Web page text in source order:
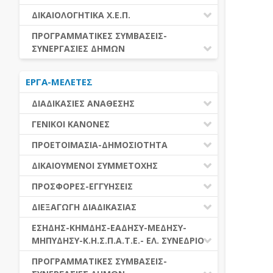
ΕΚΤΕΛΕΣΗ ΥΠΗΡΕΣΙΩΝ
ΕΚΤΕΛΕΣΗ ΠΡΟΜΗΘΕΙΩΝ
ΕΑΑΔΗΣΥ
ΕΑΔΗΣΥ
ΕΛ.ΣΥΝΕΔΡΙΟ
ΕΣΗΔΗΣ
ΔΙΚΑΙΟΛΟΓΗΤΙΚΑ Χ.Ε.Π.
ΔΙΚΑΙΟΛΟΓΗΤΙΚΑ Χ.Ε.Π.
ΠΡΟΓΡΑΜΜΑΤΙΚΕΣ ΣΥΜΒΑΣΕΙΣ-
ΣΥΝΕΡΓΑΣΙΕΣ ΔΗΜΩΝ
ΔΙΕΘΝΕΣ ΚΑΙ ΕΥΡΩΠΑΙΚΟ ΕΠΙΠΕΔΟ
ΠΡΟΓΡΑΜΜΑΤΙΚΕΣ ΣΥΜΒΑΣΕΙΣ
ΕΡΓΑ-ΜΕΛΕΤΕΣ
ΔΙΑΔΙΚΑΣΙΕΣ ΑΝΑΘΕΣΗΣ
ΔΙΑΔΙΚΑΣΙΕΣ ΑΝΑΘΕΣΗΣ
ΣΥΓΚΕΝΤΡΩΤΙΚΕΣ ΔΙΑΔΙΚΑΣΙΕΣ
ΑΝΑΘΕΣΗΣ
ΠΙΝΑΚΕΣ ΔΗΜΟΣΝΕΤ
ΓΕΝΙΚΟΙ ΚΑΝΟΝΕΣ
ΠΕΔΙΟ ΕΦΑΡΜΟΓΗΣ-ΕΝΑΡΞΗ ΙΣΧΥΟΣ
ΗΛΕΚΤΡΟΝΙΚΑ ΜΕΣΑ
ΓΕΝΙΚΕΣ ΑΡΧΕΣ ΚΑΙ ΚΑΝΟΝΕΣ
ΑΞΙΑ ΣΥΜΒΑΣΗΣ
ΕΙΔΗ ΣΥΜΒΑΣΕΩΝ
ΔΙΑΦΟΡΑ
ΠΡΟΕΤΟΙΜΑΣΙΑ-ΔΗΜΟΣΙΟΤΗΤΑ
ΓΝΩΜΟΔΟΤΙΚΑ ΟΡΓΑΝΑ-ΕΠΙΤΡΟΠΕΣ
ΠΡΟΕΤΟΙΜΑΣΙΑ
ΕΓΓΡΑΦΑ ΤΗΣ ΣΥΜΒΑΣΗΣ
ΔΗΜΟΣΙΕΥΣΕΙΣ
ΕΝΑΡΞΗ-ΠΡΟΘΕΣΜΙΕΣ
ΔΙΚΑΙΟΥΜΕΝΟΙ ΣΥΜΜΕΤΟΧΗΣ
ΔΙΚΑΙΟΥΜΕΝΟΙ ΣΥΜΜΕΤΟΧΗΣ
ΚΡΙΤΗΡΙΑ ΕΠΙΛΟΓΗΣ
ΛΟΓΟΙ ΑΠΟΚΛΕΙΣΜΟΥ
ΔΙΚΑΙΟΛΟΓΗΤΙΚΑ ΛΟΓΩΝ
ΑΠΟΚΛΕΙΣΜΟΥ & ΚΡΙΤΗΡΙΩΝ
ΕΠΙΛΟΓΗΣ
ΕΕΕΣ
ΠΡΟΣΦΟΡΕΣ-ΕΓΓΥΗΣΕΙΣ
ΕΓΓΥΗΣΕΙΣ
ΠΡΟΣΦΟΡΕΣ
ΔΙΕΞΑΓΩΓΗ ΔΙΑΔΙΚΑΣΙΑΣ
ΑΞΙΟΛΟΓΗΣΗ ΚΑΙ ΑΝΑΘΕΣΗ
ΑΠΟΤΕΛΕΣΜΑ ΔΙΑΔΙΚΑΣΙΑΣ
ΠΡΟΣΦΥΓΕΣ-ΕΝΣΤΑΣΕΙΣ
ΕΣΗΔΗΣ-ΚΗΜΔΗΣ-ΕΑΔΗΣΥ-ΜΕΔΗΣΥ-
ΜΗΠΥΔΗΣΥ-Κ.Η.Σ.Π.Α.Τ.Ε.- ΕΛ. ΣΥΝΕΔΡΙΟ
ΕΑΑΔΗΣΥ
ΠΡΟΓΡΑΜΜΑΤΙΚΕΣ ΣΥΜΒΑΣΕΙΣ-